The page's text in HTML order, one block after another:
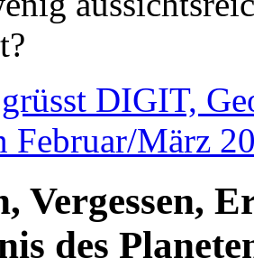
DIGIT,
Februar/März
Vergessen,
des